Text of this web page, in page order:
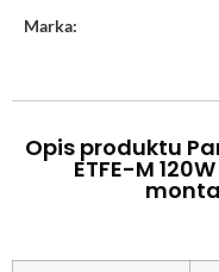
Marka:
Opis produktu
ETFE-M